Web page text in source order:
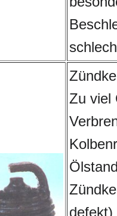
Zu viel
defekt)